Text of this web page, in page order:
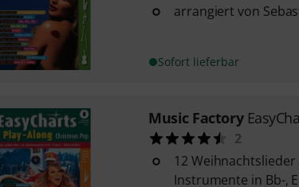
arrangiert von
Sofort lieferbar
Music Factory
2
12
Instrumente in Bb-,